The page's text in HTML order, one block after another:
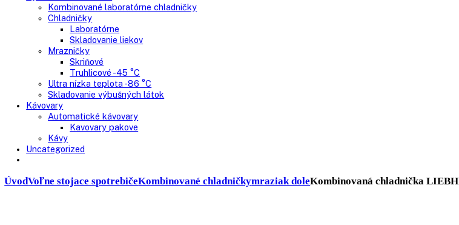
Chladnie nápojov
Skriňové
Truhlicové
Vinotéky
Pekárne
Chladničky
Mrazničky
Výskum a laboratóriá
Kombinované laboratórne chladničky
Chladničky
Laboratórne
Mrazničky
Truhlicové -45 °C
Ultra nízka teplota -86 °C